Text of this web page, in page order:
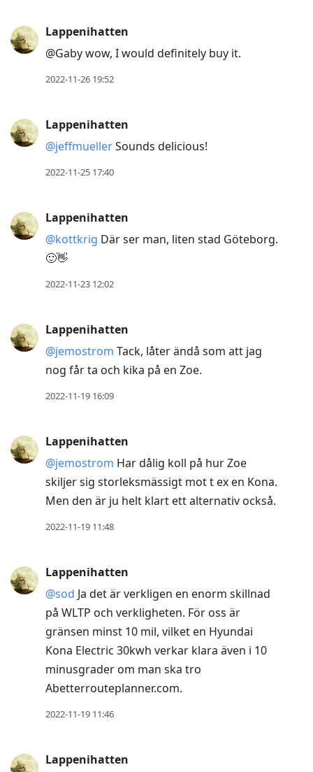
Lappenihatten
@Gaby wow, I would definitely buy it.
2022-11-26 19:52
Lappenihatten
@jeffmuellerSounds delicious!
2022-11-25 17:40
Lappenihatten
@kottkrig Där ser man, liten stad Göteborg.
🙂👋
2022-11-23 12:02
Lappenihatten
@jemostrom Tack, låter ändå som att jag
nog får ta och kika på en Zoe.
2022-11-19 16:09
Lappenihatten
@jemostrom Har dålig koll på hur Zoe
skiljer sig storleksmässigt mot t ex en Kona.
Men den är ju helt klart ett alternativ också.
2022-11-19 11:48
Lappenihatten
@sod Ja det är verkligen en enorm skillnad
på WLTP och verkligheten. För oss är
gränsen minst 10 mil, vilket en Hyundai
Kona Electric 30kwh verkar klara även i 10
minusgrader om man ska tro
Abetterrouteplanner.com.
2022-11-19 11:46
Lappenihatten